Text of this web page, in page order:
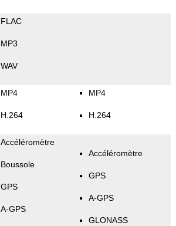
FLAC
MP3
WAV
MP4
H.264
MP4
H.264
Accéléromètre
Boussole
GPS
A-GPS
Accéléromètre
GPS
A-GPS
GLONASS